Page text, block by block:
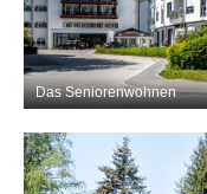
Das Seniorenwohnen